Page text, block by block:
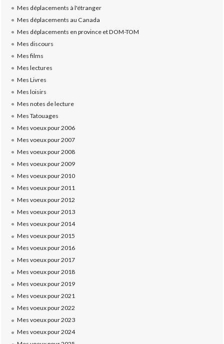
Mes déplacements à l'étranger
Mes déplacements au Canada
Mes déplacements en province et DOM-TOM
Mes discours
Mes films
Mes lectures
Mes Livres
Mes loisirs
Mes notes de lecture
Mes Tatouages
Mes voeux pour 2006
Mes voeux pour 2007
Mes voeux pour 2008
Mes voeux pour 2009
Mes voeux pour 2010
Mes voeux pour 2011
Mes voeux pour 2012
Mes voeux pour 2013
Mes voeux pour 2014
Mes voeux pour 2015
Mes voeux pour 2016
Mes voeux pour 2017
Mes voeux pour 2018
Mes voeux pour 2019
Mes voeux pour 2021
Mes voeux pour 2022
Mes voeux pour 2023
Mes voeux pour 2024